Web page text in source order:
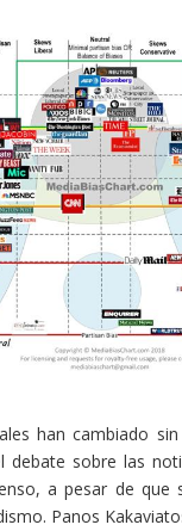
han cambiado
debate sobre las
a pesar de que
Panos